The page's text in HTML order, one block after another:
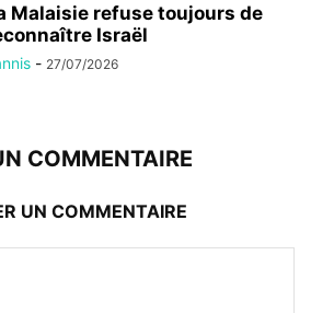
Malaisie refuse toujours de
Israël
- 27/07/2026
COMMENTAIRE
UN COMMENTAIRE